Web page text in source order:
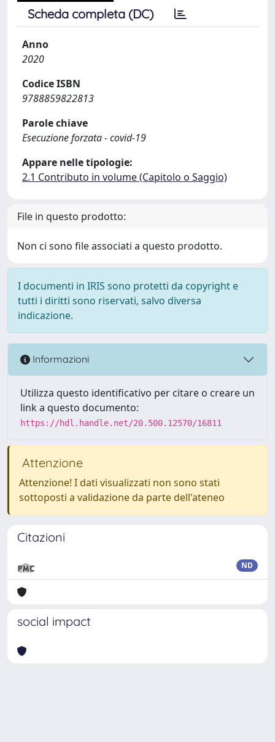
Scheda completa (DC)
Anno
2020
Codice ISBN
9788859822813
Parole chiave
Esecuzione forzata - covid-19
Appare nelle tipologie:
2.1 Contributo in volume (Capitolo o Saggio)
File in questo prodotto:
Non ci sono file associati a questo prodotto.
I documenti in IRIS sono protetti da copyright e
tutti i diritti sono riservati, salvo diversa
indicazione.
Informazioni
Utilizza questo identificativo per citare o creare un
link a questo documento:
https://hdl.handle.net/20.500.12570/16811
Attenzione
Attenzione! I dati visualizzati non sono stati
sottoposti a validazione da parte dell'ateneo
Citazioni
ND
social impact